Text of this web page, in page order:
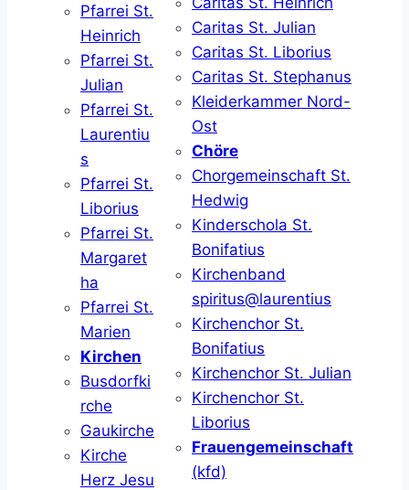
Pfarrei St.
Heinrich
Pfarrei St.
Julian
Pfarrei St.
Laurentiu
s
Pfarrei St.
Liborius
Pfarrei St.
Margaret
ha
Pfarrei St.
Marien
Kirchen
Busdorfki
rche
Gaukirche
Kirche
Herz Jesu
Caritas St. Julian
Caritas St. Liborius
Caritas St. Stephanus
Kleiderkammer Nord-
Ost
Chöre
Chorgemeinschaft St.
Hedwig
Kinderschola St.
Bonifatius
Kirchenband
spiritus@laurentius
Kirchenchor St.
Bonifatius
Kirchenchor St. Julian
Kirchenchor St.
Liborius
Frauengemeinschaft
(kfd)